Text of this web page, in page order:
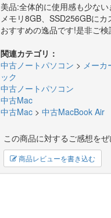
美品:全体的に使用感も少ない
メモリ8GB、SSD256GBに
おすすめの逸品です!是非ご検
関連カテゴリ：
中古ノートパソコン > メーカ
ック
中古ノートパソコン
中古Mac
中古Mac> 中古MacBook Air
この商品に対するご感想をぜ
商品レビューを書き込む